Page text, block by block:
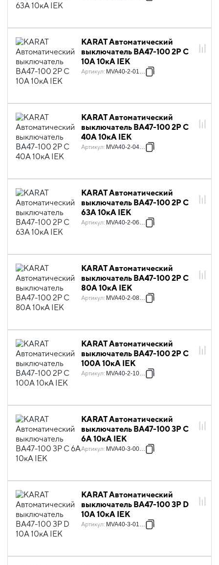
KARAT Автоматический
выключатель ВА47-100 2P C
10А 10кА IEK
Артикул: MVA40-2-010-C
KARAT Автоматический
выключатель ВА47-100 2P C
40А 10кА IEK
Артикул: MVA40-2-040-C
KARAT Автоматический
выключатель ВА47-100 2P C
63А 10кА IEK
Артикул: MVA40-2-063-C
KARAT Автоматический
выключатель ВА47-100 2P C
80А 10кА IEK
Артикул: MVA40-2-080-C
KARAT Автоматический
выключатель ВА47-100 2P C
100А 10кА IEK
Артикул: MVA40-2-100-C
KARAT Автоматический
выключатель ВА47-100 3P C
6А 10кА IEK
Артикул: MVA40-3-006-C
KARAT Автоматический
выключатель ВА47-100 3P D
10А 10кА IEK
Артикул: MVA40-3-010-D